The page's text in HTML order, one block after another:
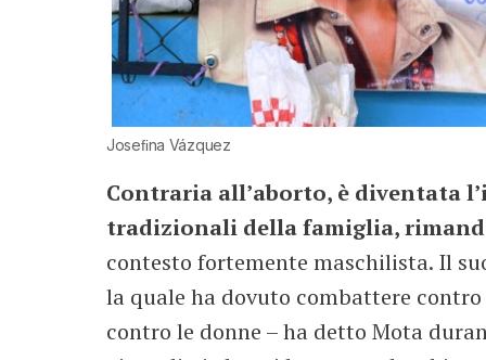
Joseﬁna Vázquez
Contraria all’aborto, è diventata
tradizionali della famiglia,
contesto fortemente maschilista. Il
la quale ha dovuto combattere
contro le donne – ha detto Mota